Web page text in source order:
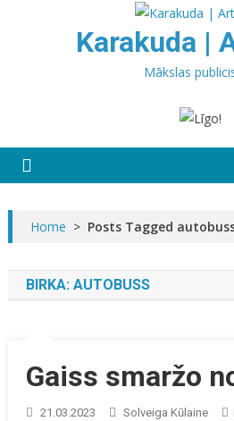
Karakuda |
Mākslas
Home > Posts Tagged
BIRKA: AUTOBUSS
Gaiss smaržo
21.03.2023 Solveiga Kūlaine